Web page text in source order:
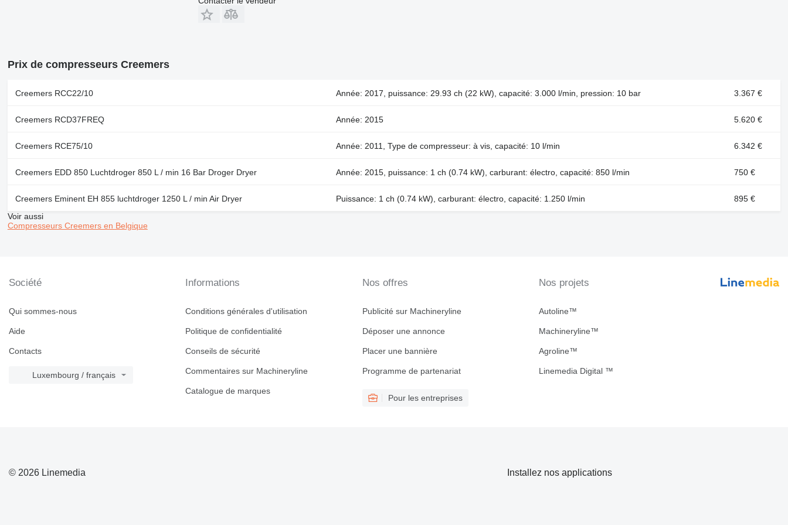
Prix de compresseurs Creemers
Creemers RCC22/10 Année: 2017, puissance: 29.93 ch (22 kW), capacité: 3.000 l/min, pression: 10 bar 3.367 €
Creemers RCD37FREQ Année: 2015 5.620 €
Creemers RCE75/10 Année: 2011, Type de compresseur: à vis, capacité: 10 l/min 6.342 €
Creemers EDD 850 Luchtdroger 850 L / min 16 Bar Droger Dryer Année: 2015, puissance: 1 ch (0.74 kW), carburant: électro, capacité: 850 l/min 750 €
Creemers Eminent EH 855 luchtdroger 1250 L / min Air Dryer Puissance: 1 ch (0.74 kW), carburant: électro, capacité: 1.250 l/min
895 €
Voir aussi
Compresseurs Creemers en Belgique
Société
Qui sommes-nous
Aide
Contacts
Luxembourg / français
Informations
Conditions générales d'utilisation
Politique de confidentialité
Conseils de sécurité
Commentaires sur Machineryline
Catalogue de marques
Nos offres
Publicité sur Machineryline
Déposer une annonce
Placer une bannière
Programme de partenariat
Pour les entreprises
Nos projets
Autoline™
Machineryline™
Agroline™
Linemedia Digital ™
© 2026 Linemedia Installez nos applications